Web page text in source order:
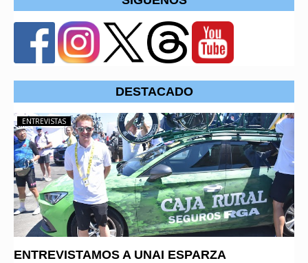
DESTACADO
ENTREVISTAS
ENTREVISTAMOS A UNAI ESPARZA